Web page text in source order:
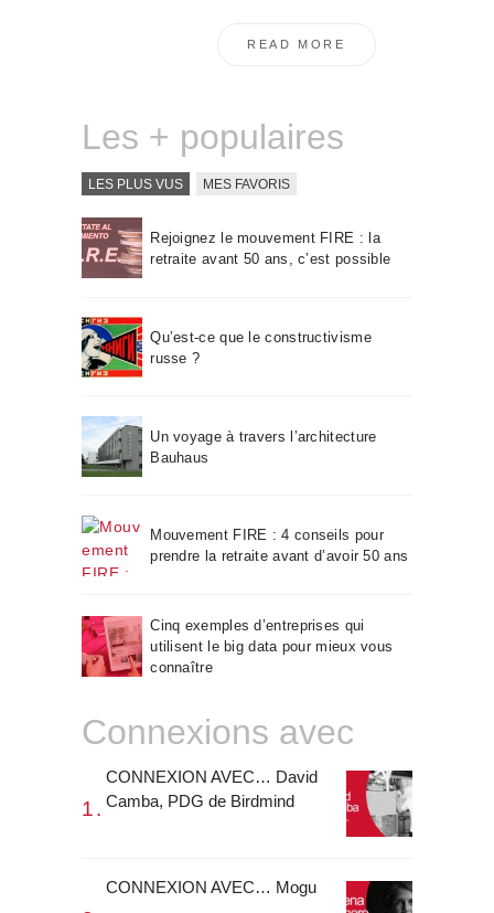
READ MORE
Les + populaires
LES PLUS VUS MES FAVORIS
Rejoignez le mouvement FIRE : la
retraite avant 50 ans, c’est possible
Qu’est-ce que le constructivisme
russe ?
Un voyage à travers l’architecture
Bauhaus
Mouvement FIRE : 4 conseils pour
prendre la retraite avant d’avoir 50 ans
Cinq exemples d’entreprises qui
utilisent le big data pour mieux vous
connaître
Connexions avec
CONNEXION AVEC… David
Camba, PDG de Birdmind
CONNEXION AVEC… Mogu